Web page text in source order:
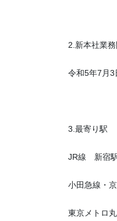
2.新本社業
令和5年7月3
3.最寄り駅
JR線 新宿
小田急線・
東京メトロ